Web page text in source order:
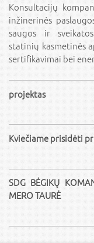
Konsultacijų
inžinerinės
saugos ir
statinių kasmetinės
sertifikavimai bei
projektas
Kviečiame prisidėti
SDG BĖGIKŲ
MERO TAURĖ